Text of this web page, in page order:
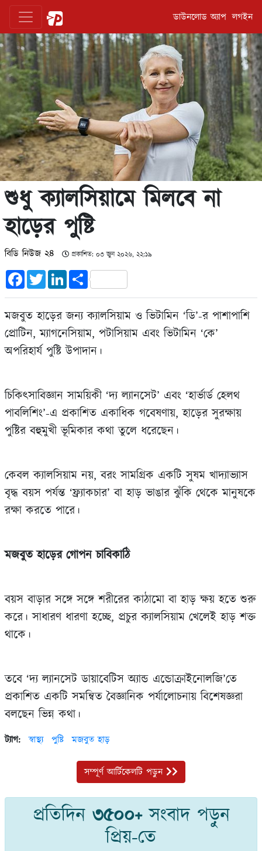
ডাউনলোড অ্যাপ লগইন
শুধু ক্যালসিয়ামে মিলবে না
হাড়ের পুষ্টি
বিডি নিউজ ২৪ প্রকাশিত: ০৩ জুন ২০২৬, ২২:১৯
FacebookTwitterLinkedInShare
মজবুত হাড়ের জন্য ক্যালসিয়াম ও ভিটামিন ‘ডি’-র পাশাপাশি
প্রোটিন, ম্যাগনেসিয়াম, পটাসিয়াম এবং ভিটামিন ‘কে’
অপরিহার্য পুষ্টি উপাদান।
চিকিৎসাবিজ্ঞান সাময়িকী ‘দ্য ল্যানসেট’ এবং ‘হার্ভার্ড হেলথ
পাবলিশিং’-এ প্রকাশিত একাধিক গবেষণায়, হাড়ের সুরক্ষায়
পুষ্টির বহুমুখী ভূমিকার কথা তুলে ধরেছেন।
কেবল ক্যালসিয়াম নয়, বরং সামগ্রিক একটি সুষম খাদ্যাভ্যাস
বৃদ্ধ বয়স পর্যন্ত ‘ফ্র্যাকচার’ বা হাড় ভাঙার ঝুঁকি থেকে মানুষকে
রক্ষা করতে পারে।
মজবুত হাড়ের গোপন চাবিকাঠি
বয়স বাড়ার সঙ্গে সঙ্গে শরীরের কাঠামো বা হাড় ক্ষয় হতে শুরু
করে। সাধারণ ধারণা হচ্ছে, প্রচুর ক্যালসিয়াম খেলেই হাড় শক্ত
থাকে।
তবে ‘দ্য ল্যানসেট ডায়াবেটিস অ্যান্ড এন্ডোক্রাইনোলজি’তে
প্রকাশিত একটি সমন্বিত বৈজ্ঞানিক পর্যালোচনায় বিশেষজ্ঞরা
বলছেন ভিন্ন কথা।
ট্যাগ: স্বাস্থ্য পুষ্টি মজবুত হাড়
সম্পূর্ণ আর্টিকেলটি পড়ুন
প্রতিদিন ৩৫০০+সংবাদ পড়ুন
প্রিয়-তে